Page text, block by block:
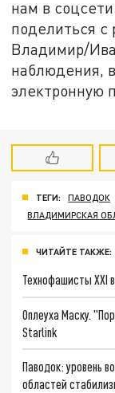
нам в соцсети
поделиться с
Владимир/
наблюдения,
электронную
ТЕГИ: ПАВОДОК
ВЛАДИМИРСКАЯ
ЧИТАЙТЕ ТАКЖЕ:
Технофашисты XXI
Оплеуха Маску.
Starlink
Паводок: уровень
областей